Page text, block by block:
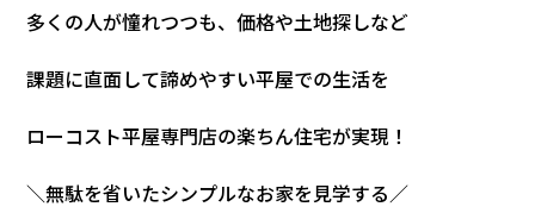
多くの人が憧れつつも、価格や土地探しなど
課題に直面して諦めやすい平屋での生活を
ローコスト平屋専門店の楽ちん住宅が実現！
＼無駄を省いたシンプルなお家を見学する／